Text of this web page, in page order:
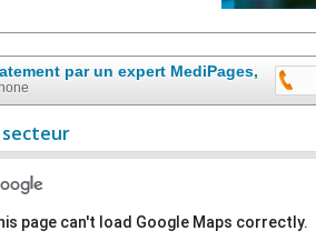
par un expert MediPages,
secteur
page can't load Google Maps correctly.